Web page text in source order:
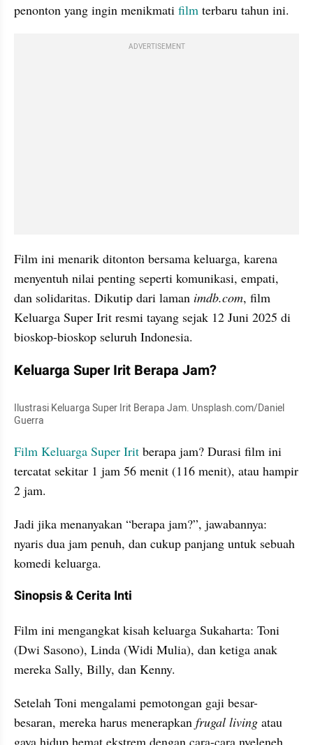
penonton yang ingin menikmati film terbaru tahun ini.
ADVERTISEMENT
Film ini menarik ditonton bersama keluarga, karena
menyentuh nilai penting seperti komunikasi, empati,
dan solidaritas. Dikutip dari laman imdb.com, film
Keluarga Super Irit resmi tayang sejak 12 Juni 2025 di
bioskop-bioskop seluruh Indonesia.
Keluarga Super Irit Berapa Jam?
Ilustrasi Keluarga Super Irit Berapa Jam. Unsplash.com/Daniel
Guerra
Film Keluarga Super Irit berapa jam? Durasi film ini
tercatat sekitar 1 jam 56 menit (116 menit), atau hampir
2 jam.
Jadi jika menanyakan “berapa jam?”, jawabannya:
nyaris dua jam penuh, dan cukup panjang untuk sebuah
komedi keluarga.
Sinopsis & Cerita Inti
Film ini mengangkat kisah keluarga Sukaharta: Toni
(Dwi Sasono), Linda (Widi Mulia), dan ketiga anak
mereka Sally, Billy, dan Kenny.
Setelah Toni mengalami pemotongan gaji besar-
besaran, mereka harus menerapkan frugal living atau
gaya hidup hemat ekstrem dengan cara-cara nyeleneh